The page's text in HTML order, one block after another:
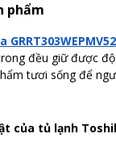
phẩm
đều giữ được
tươi sống để
của tủ lạnh